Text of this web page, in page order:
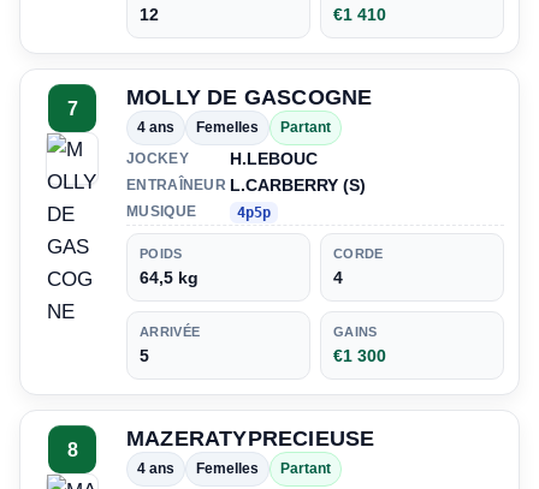
12 €1 410
7 MOLLY DE GASCOGNE
4 ans Femelles
Partant
JOCKEY
H.LEBOUC
ENTRAÎNEUR L.CARBERRY (S)
MUSIQUE 4p5p
POIDS
64,5 kg
CORDE
4
ARRIVÉE
5
GAINS
€1 300
8 MAZERATYPRECIEUSE
4 ans Femelles
Partant